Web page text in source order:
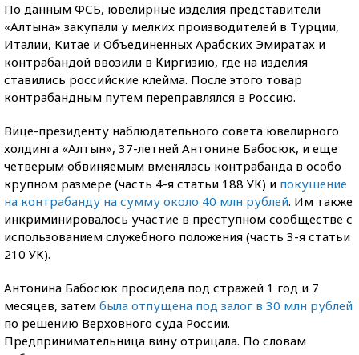
По данным ФСБ, ювелирные изделия представители
«Алтына» закупали у мелких производителей в Турции,
Италии, Китае и Объединенных Арабских Эмиратах и
контрабандой ввозили в Киргизию, где на изделия
ставились российские клейма. После этого товар
контрабандным путем переправлялся в Россию.
Вице-президенту наблюдательного совета ювелирного
холдинга «Алтын», 37-летней Антонине Бабосюк, и еще
четверым обвиняемым вменялась контрабанда в особо
крупном размере (часть 4-я статьи 188 УК) и покушение
на контрабанду на сумму около 40 млн рублей. Им также
инкриминировалось участие в преступном сообществе с
использованием служебного положения (часть 3-я статьи
210 УК).
Антонина Бабосюк просидела под стражей 1 год и 7
месяцев, затем была отпущена под залог в 30 млн рублей
по решению Верховного суда России.
Предпринимательница вину отрицала. По словам